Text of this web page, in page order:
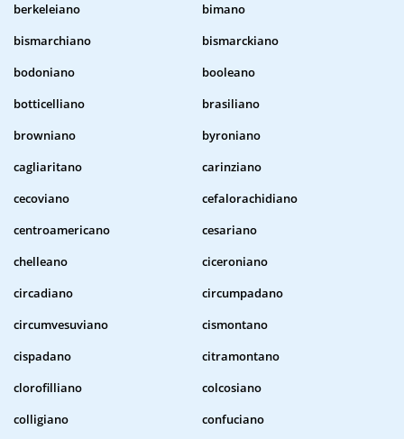
berkeleiano
bimano
bismarchiano
bismarckiano
bodoniano
booleano
botticelliano
brasiliano
browniano
byroniano
cagliaritano
carinziano
cecoviano
cefalorachidiano
centroamericano
cesariano
chelleano
ciceroniano
circadiano
circumpadano
circumvesuviano
cismontano
cispadano
citramontano
clorofilliano
colcosiano
colligiano
confuciano